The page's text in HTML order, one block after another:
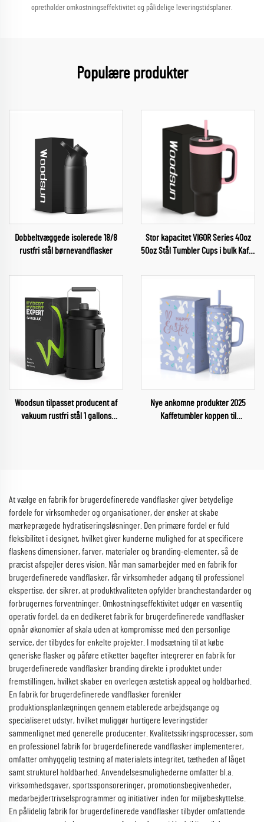
opretholder omkostningseffektivitet og pålidelige leveringstidsplaner.
Populære produkter
Dobbeltvæggede isolerede 18/8
rustfri stål børnevandflasker
Stor kapacitet VIGOR Series 40oz
50oz Stål Tumbler Cups i bulk Kaffe
Woodsun tilpasset producent af
vakuum rustfri stål 1 gallons
Nye ankomne produkter 2025
Kaffetumbler koppen til
At vælge en fabrik for brugerdefinerede vandflasker giver betydelige
fordele for virksomheder og organisationer, der ønsker at skabe
mærkeprægede hydratiseringsløsninger. Den primære fordel er fuld
fleksibilitet i designet, hvilket giver kunderne mulighed for at specificere
flaskens dimensioner, farver, materialer og branding-elementer, så de
præcist afspejler deres vision. Når man samarbejder med en fabrik for
brugerdefinerede vandflasker, får virksomheder adgang til professionel
ekspertise, der sikrer, at produktkvaliteten opfylder branchestandarder og
forbrugernes forventninger. Omkostningseffektivitet udgør en væsentlig
operativ fordel, da en dedikeret fabrik for brugerdefinerede vandflasker
opnår økonomier af skala uden at kompromisse med den personlige
service, der tilbydes for enkelte projekter. I modsætning til at købe
generiske flasker og påføre etiketter bagefter integrerer en fabrik for
brugerdefinerede vandflasker branding direkte i produktet under
fremstillingen, hvilket skaber en overlegen æstetisk appeal og holdbarhed.
En fabrik for brugerdefinerede vandflasker forenkler
produktionsplanlægningen gennem etablerede arbejdsgange og
specialiseret udstyr, hvilket muliggør hurtigere leveringstider
sammenlignet med generelle producenter. Kvalitetssikringsprocesser, som
en professionel fabrik for brugerdefinerede vandflasker implementerer,
omfatter omhyggelig testning af materialets integritet, tætheden af låget
samt strukturel holdbarhed. Anvendelsesmulighederne omfatter bl.a.
virksomhedsgaver, sportssponsoreringer, promotionsbegivenheder,
medarbejdertrivselsprogrammer og initiativer inden for miljøbeskyttelse.
En pålidelig fabrik for brugerdefinerede vandflasker tilbyder omfattende